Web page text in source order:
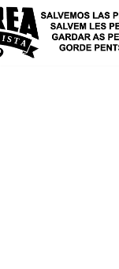
Skip
to
content